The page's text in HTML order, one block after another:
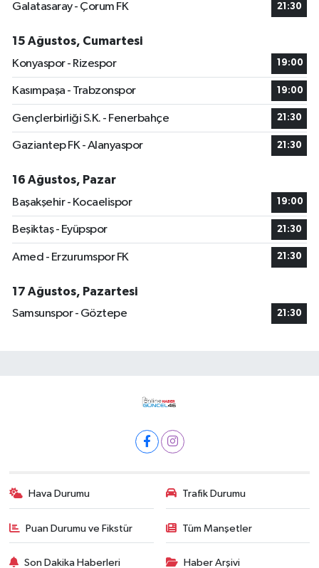
Galatasaray - Çorum FK
21:30
15 Ağustos, Cumartesi
Konyaspor - Rizespor
19:00
Kasımpaşa - Trabzonspor 19:00
Gençlerbirliği S.K. - Fenerbahçe 21:30
Gaziantep FK - Alanyaspor 21:30
16 Ağustos, Pazar
Başakşehir - Kocaelispor
19:00
Beşiktaş - Eyüpspor 21:30
Amed - Erzurumspor FK 21:30
17 Ağustos, Pazartesi
Samsunspor - Göztepe
21:30
Hava Durumu Trafik Durumu
Puan Durumu ve Fikstür Tüm Manşetler
Son Dakika Haberleri Haber Arşivi